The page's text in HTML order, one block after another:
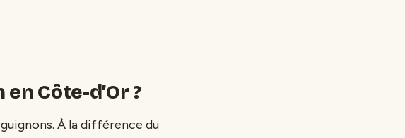
Côte-d’Or ?
À la différence du